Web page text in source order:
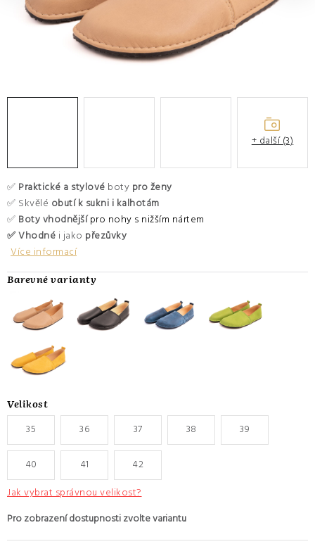
O nás Hodnocení obchodu
Moje objednávka
Výměna a vrácení zboží
✅ Praktické a stylové boty pro ženy
✅ Skvělé obutí k sukni i kalhotám
✅ Boty vhodnějšípro nohy s nižším nártem
✅ Vhodné i jako přezůvky
Více informací
Velikost
35
36 37 38 39
40 41
42
Jak vybrat správnou velikost?
+ další (3)